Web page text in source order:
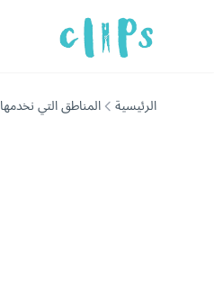
الرئيسية المناطق التي نخدمها